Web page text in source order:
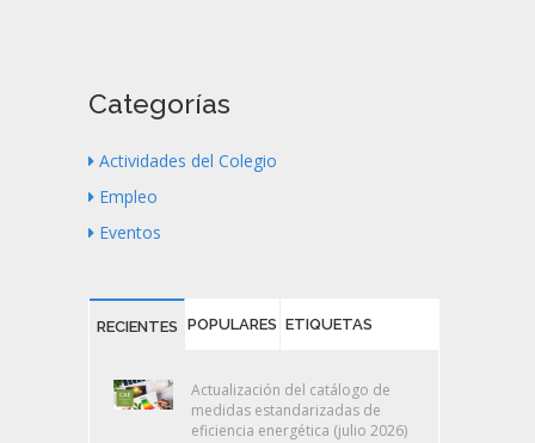
Categorías
Actividades del Colegio
Empleo
Eventos
RECIENTES POPULARES ETIQUETAS
Actualización del catálogo de
medidas estandarizadas de
eficiencia energética (julio 2026)